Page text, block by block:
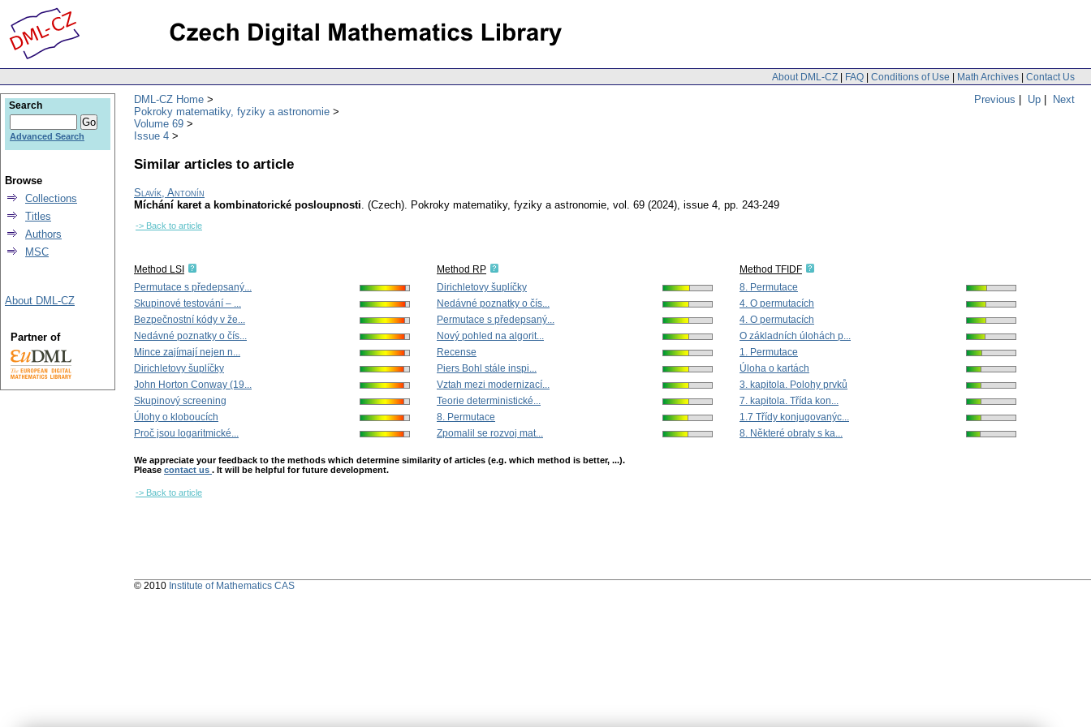
About DML-CZ | FAQ | Conditions of Use | Math Archives | Contact Us
Previous | Up | Next
DML-CZ Home
Pokroky matematiky, fyziky a astronomie
Volume 69
Issue 4
Similar articles to article
Slavík, Antonín
Míchání karet a kombinatorické posloupnosti. (Czech). Pokroky matematiky, fyziky a astronomie, vol. 69 (2024), issue 4, pp. 243-249
-> Back to article
Method LSI
Permutace s předepsaný...
Skupinové testování – ...
Bezpečnostní kódy v že...
Nedávné poznatky o čís...
Mince zajímají nejen n...
Dirichletovy šuplíčky
John Horton Conway (19...
Skupinový screening
Úlohy o kloboucích
Proč jsou logaritmické...
Method RP
Dirichletovy šuplíčky
Nedávné poznatky o čís...
Permutace s předepsaný...
Nový pohled na algorit...
Recense
Piers Bohl stále inspi...
Vztah mezi modernizací...
Teorie deterministické...
8. Permutace
Zpomalil se rozvoj mat...
Method TFIDF
8. Permutace
4. O permutacích
4. O permutacích
O základních úlohách p...
1. Permutace
Úloha o kartách
3. kapitola. Polohy prvků
7. kapitola. Třída kon...
1.7 Třídy konjugovanýc...
8. Některé obraty s ka...
We appreciate your feedback to the methods which determine similarity of articles (e.g. which method is better, ...).
Please contact us . It will be helpful for future development.
-> Back to article
Search
Advanced Search
Browse
Collections
Titles
Authors
MSC
About DML-CZ
Partner of
© 2010 Institute of Mathematics CAS